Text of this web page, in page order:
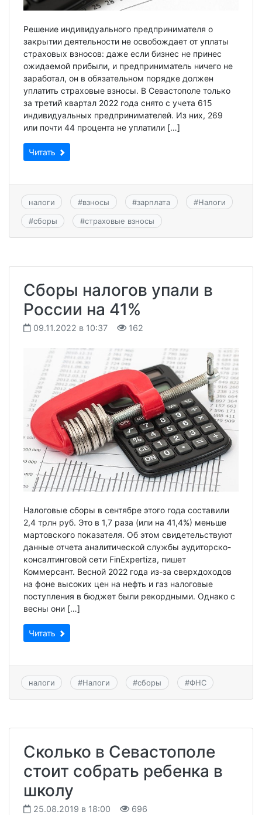
Решение индивидуального предпринимателя о
закрытии деятельности не освобождает от уплаты
страховых взносов: даже если бизнес не принес
ожидаемой прибыли, и предприниматель ничего не
заработал, он в обязательном порядке должен
уплатить страховые взносы. В Севастополе только
за третий квартал 2022 года снято с учета 615
индивидуальных предпринимателей. Из них, 269
или почти 44 процента не уплатили […]
Читать
налоги #взносы #зарплата #Налоги
#сборы #страховые взносы
Сборы налогов упали в
России на 41%
09.11.2022 в 10:37 162
Налоговые сборы в сентябре этого года составили
2,4 трлн руб. Это в 1,7 раза (или на 41,4%) меньше
мартовского показателя. Об этом свидетельствуют
данные отчета аналитической службы аудиторско-
консалтинговой сети FinExpertiza, пишет
Коммерсант. Весной 2022 года из-за сверхдоходов
на фоне высоких цен на нефть и газ налоговые
поступления в бюджет были рекордными. Однако с
весны они […]
Читать
налоги #Налоги #сборы #ФНС
Сколько в Севастополе
стоит собрать ребенка в
школу
25.08.2019 в 18:00 696